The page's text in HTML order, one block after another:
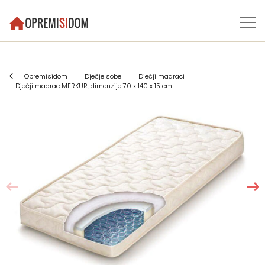
Opremisidom | Dječje sobe | Dječji madraci
|
Dječji madrac MERKUR, dimenzije 70 x 140 x 15 cm